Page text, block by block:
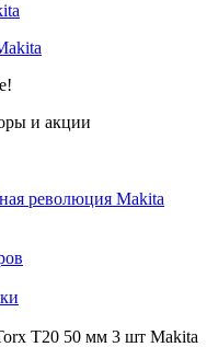
и акции
революция Makita
T20 50 мм 3 шт Makita